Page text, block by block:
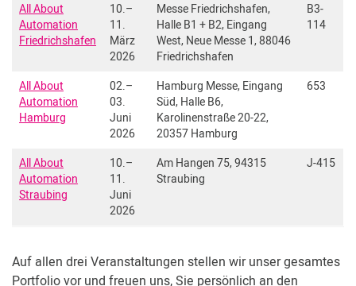
All About
Automation
Friedrichshafen
10.–
11.
März
2026
Messe Friedrichshafen,
Halle B1 + B2, Eingang
West, Neue Messe 1, 88046
Friedrichshafen
B3-
114
All About
Automation
Hamburg
02.–
03.
Juni
2026
Hamburg Messe, Eingang
Süd, Halle B6,
Karolinenstraße 20-22,
20357 Hamburg
653
All About
Automation
Straubing
10.–
11.
Juni
2026
Am Hangen 75, 94315
Straubing
J-415
Auf allen drei Veranstaltungen stellen wir unser gesamtes
Portfolio vor und freuen uns, Sie persönlich an den